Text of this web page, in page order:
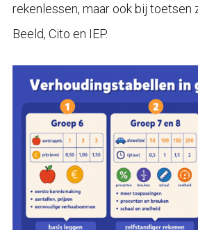
rekenlessen, maar ook bij toetsen
Beeld, Cito en IEP.